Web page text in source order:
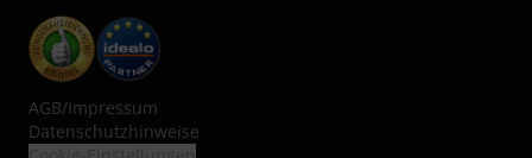
AGB/Impressum
Datenschutzhinweise